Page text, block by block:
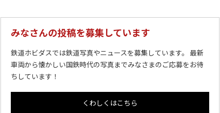
みなさんの投稿を募集しています
鉄道ホビダスでは鉄道写真やニュースを募集しています。 最新
車両から懐かしい国鉄時代の写真までみなさまのご応募をお待
ちしています！
くわしくはこちら